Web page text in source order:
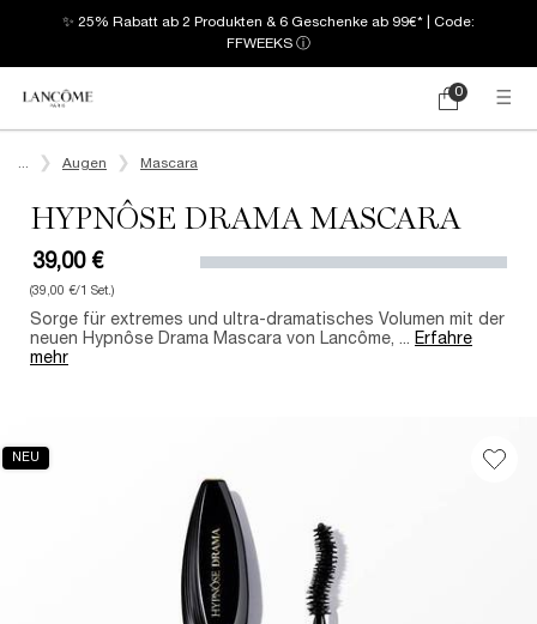
✨ 25% Rabatt ab 2 Produkten & 6 Geschenke ab 99€* | Code:
FFWEEKS ⓘ
Mein
0
0 produkt
Augen Mascara
HYPNÔSE DRAMA MASCARA
39,00 €
(39,00 €/1 Set.)
Sorge für extremes und ultra-dramatisches Volumen mit der
neuen Hypnôse Drama Mascara von Lancôme, ... Erfahre
mehr
NEU